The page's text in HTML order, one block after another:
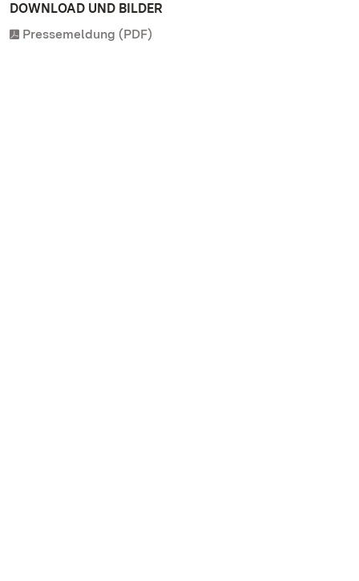
DOWNLOAD UND BILDER
Pressemeldung (PDF)